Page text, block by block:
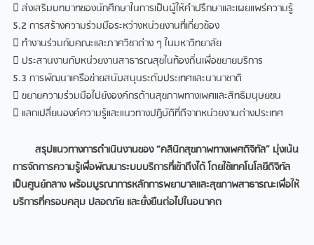
 ส่งเสริมบทบาทของนักศึกษาในการเป็นผู้ให้คำปรึกษาและเผยแพร่ความรู้
5.2 การสร้างความร่วมมือระหว่างหน่วยงานที่เกี่ยวข้อง
 ทำงานร่วมกับคณะและภาควิชาต่าง ๆ ในมหาวิทยาลัย
 ประสานงานกับหน่วยงานสาธารณสุขในท้องถิ่นเพื่อขยายบริการ
5.3 การพัฒนาเครือข่ายสนับสนุนระดับประเทศและนานาชาติ
 ขยายความร่วมมือไปยังองค์กรด้านสุขภาพทางเพศและสิทธิมนุษยชน
 แลกเปลี่ยนองค์ความรู้และแนวทางปฏิบัติที่ดีจากหน่วยงานต่างประเทศ
สรุปแนวทางการดำเนินงานของ “คลินิกสุขภาพทางเพศดิจิทัล” มุ่งเน้น
การจัดการความรู้เพื่อพัฒนาระบบบริการที่เข้าถึงได้ โดยใช้เทคโนโลยีดิจิทัล
เป็นศูนย์กลาง พร้อมบูรณาการหลักการพยาบาลและสุขภาพสาธารณะเพื่อให้
บริการที่ครอบคลุม ปลอดภัย และยั่งยืนต่อไปในอนาคต